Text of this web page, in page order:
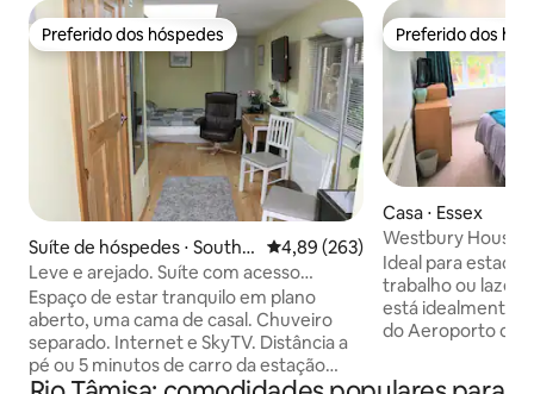
Preferido dos hóspedes
Preferido dos hóspedes
Suíte de hóspedes ⋅ Southe
nd-on-Sea
4,89 de uma avaliação média de
4,89 (263)
Leve e arejado. Suíte com acesso
privativo.
Espaço de estar tranquilo em plano
aberto, uma cama de casal. Chuveiro
separado. Internet e SkyTV. Distância a
pé ou 5 minutos de carro da estação
ferroviária para Londres pela estação
Preferido dos
Preferido dos
Casa ⋅ Essex
Ideal para
trabalho ou lazer.
está idealmente
do Aeroporto de
Estação de Trem